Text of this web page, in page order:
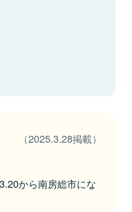
（2025.3.28掲載）
から南房総市にな